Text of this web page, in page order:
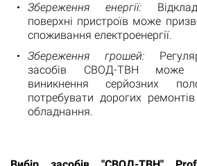
Збереження енергії:
поверхні пристроїв може
споживання електроенергії.
Збереження грошей:
засобів СВОД-ТВН може
виникнення серйозних
потребувати дорогих
обладнання.